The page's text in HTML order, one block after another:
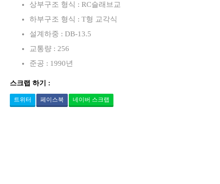
상부구조 형식 : RC슬래브교
하부구조 형식 : T형 교각식
설계하중 : DB-13.5
교통량 : 256
준공 : 1990년
스크랩 하기 :
트위터 페이스북 네이버 스크랩